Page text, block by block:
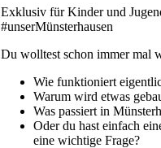
Exklusiv für Kinder und
#unserMünsterhausen
Du wolltest schon immer mal
Wie funktioniert
Warum wird etwas
Was passiert in
Oder du hast einfach
eine wichtige Frage?